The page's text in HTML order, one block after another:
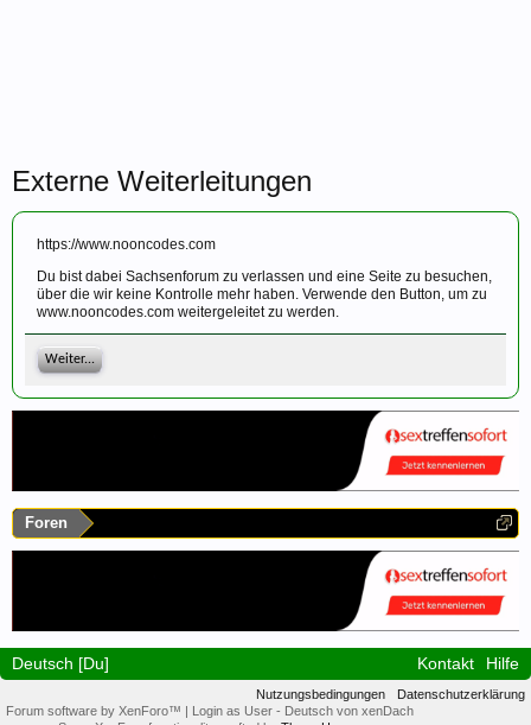
Externe Weiterleitungen
https://www.nooncodes.com
Du bist dabei Sachsenforum zu verlassen und eine Seite zu besuchen,
über die wir keine Kontrolle mehr haben. Verwende den Button, um zu
www.nooncodes.com weitergeleitet zu werden.
Weiter...
Foren
Deutsch [Du] Kontakt Hilfe
Nutzungsbedingungen
Datenschutzerklärung
Forum software by XenForo™ | Login as User - Deutsch von xenDach